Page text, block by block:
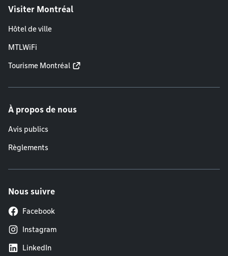
Visiter Montréal
Hôtel de ville
MTLWiFi
Tourisme Montréal
À propos de nous
Avis publics
Règlements
Nous suivre
Facebook
Instagram
LinkedIn